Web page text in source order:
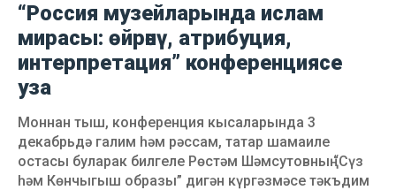
“Россия музейларында ислам
мирасы: өйрәнү, атрибуция,
интерпретация” конференциясе
уза
Моннан тыш, конференция кысаларында 3
декабрьдә галим һәм рәссам, татар шамаиле
остасы буларак билгеле Рөстәм Шәмсутовның “Сүз
һәм Көнчыгыш образы” дигән күргәзмәсе тәкъдим